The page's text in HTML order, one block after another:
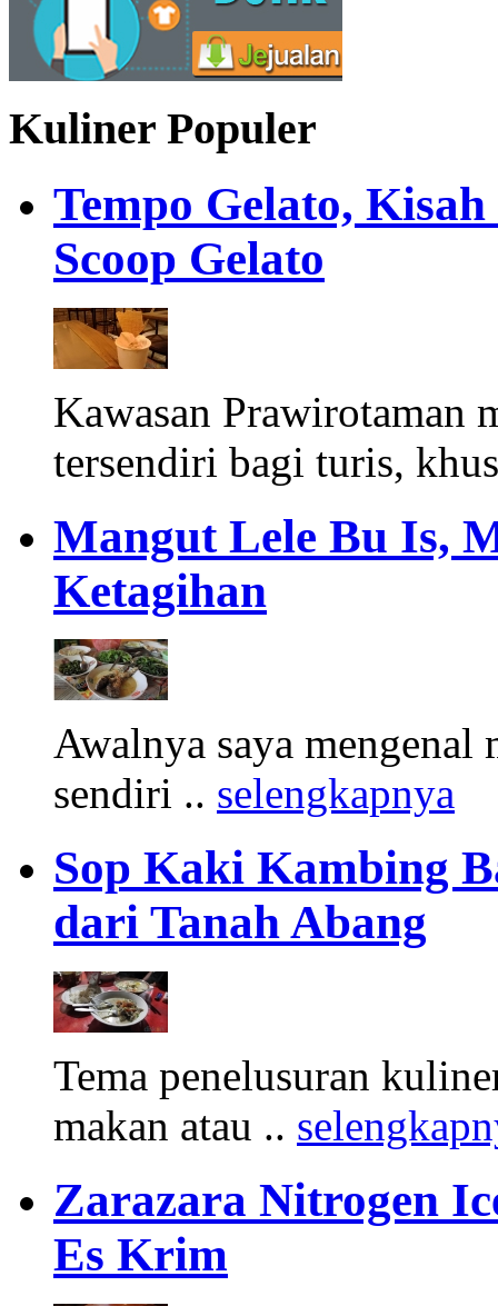
Kuliner Populer
Tempo Gelato,
Scoop Gelato
Kawasan Prawirotaman
tersendiri bagi turis,
Mangut Lele Bu Is,
Ketagihan
Awalnya saya mengenal
sendiri .. selengkapnya
Sop Kaki Kambing
dari Tanah Abang
Tema penelusuran
makan atau ..
Zarazara Nitrogen
Es Krim